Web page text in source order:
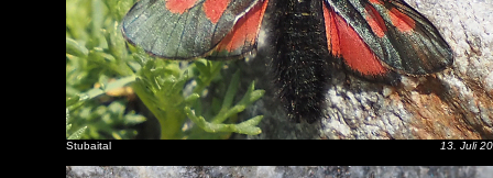
Stubaital 13. Juli